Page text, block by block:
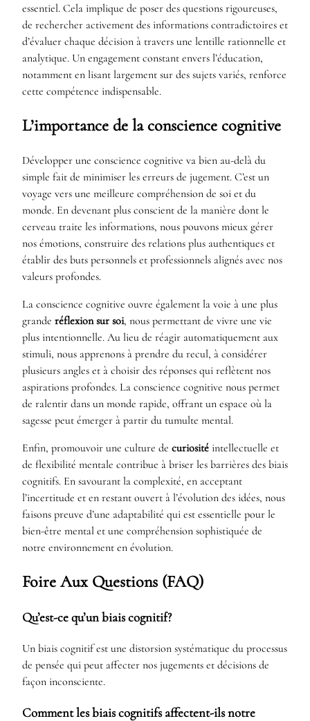
essentiel. Cela implique de poser des questions rigoureuses,
de rechercher activement des informations contradictoires et
d’évaluer chaque décision à travers une lentille rationnelle et
analytique. Un engagement constant envers l’éducation,
notamment en lisant largement sur des sujets variés, renforce
cette compétence indispensable.
L’importance de la conscience cognitive
Développer une conscience cognitive va bien au-delà du
simple fait de minimiser les erreurs de jugement. C’est un
voyage vers une meilleure compréhension de soi et du
monde. En devenant plus conscient de la manière dont le
cerveau traite les informations, nous pouvons mieux gérer
nos émotions, construire des relations plus authentiques et
établir des buts personnels et professionnels alignés avec nos
valeurs profondes.
La conscience cognitive ouvre également la voie à une plus
grande réflexion sur soi, nous permettant de vivre une vie
plus intentionnelle. Au lieu de réagir automatiquement aux
stimuli, nous apprenons à prendre du recul, à considérer
plusieurs angles et à choisir des réponses qui reflètent nos
aspirations profondes. La conscience cognitive nous permet
de ralentir dans un monde rapide, offrant un espace où la
sagesse peut émerger à partir du tumulte mental.
Enfin, promouvoir une culture de curiosité intellectuelle et
de flexibilité mentale contribue à briser les barrières des biais
cognitifs. En savourant la complexité, en acceptant
l’incertitude et en restant ouvert à l’évolution des idées, nous
faisons preuve d’une adaptabilité qui est essentielle pour le
bien-être mental et une compréhension sophistiquée de
notre environnement en évolution.
Foire Aux Questions (FAQ)
Qu’est-ce qu’un biais cognitif?
Un biais cognitif est une distorsion systématique du processus
de pensée qui peut affecter nos jugements et décisions de
façon inconsciente.
Comment les biais cognitifs affectent-ils notre